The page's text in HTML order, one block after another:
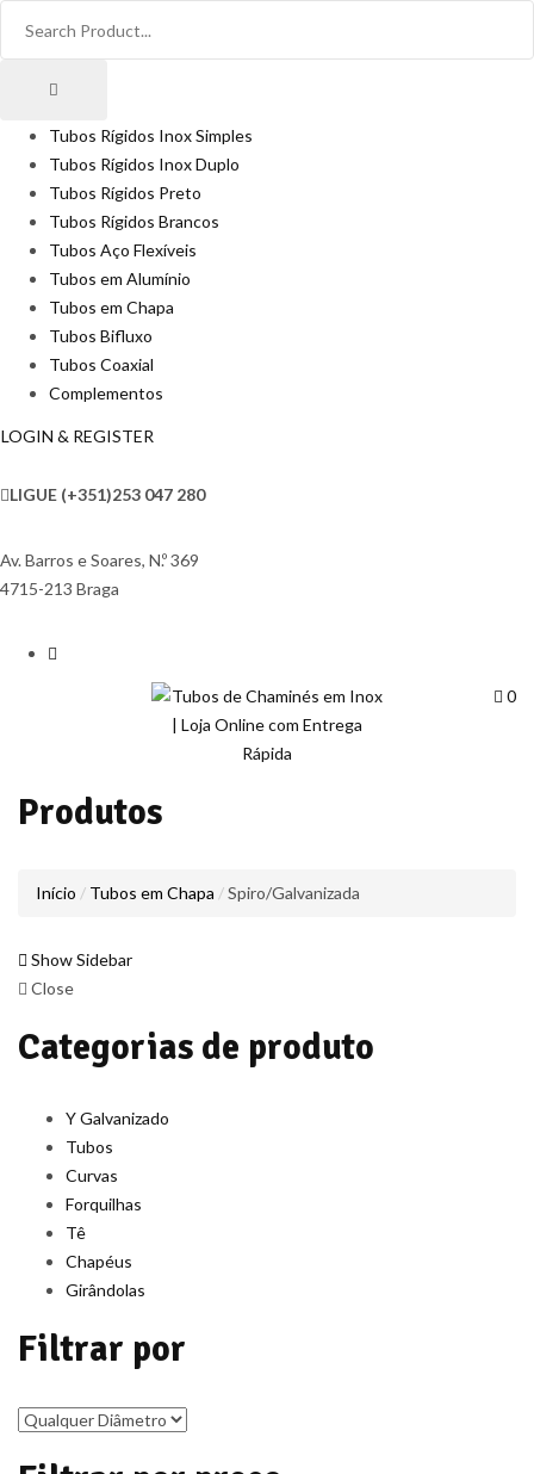
Tubos Rígidos Inox Simples
Tubos Rígidos Inox Duplo
Tubos Rígidos Preto
Tubos Rígidos Brancos
Tubos Aço Flexíveis
Tubos em Alumínio
Tubos em Chapa
Tubos Bifluxo
Tubos Coaxial
Complementos
LOGIN & REGISTER
LIGUE (+351)253 047 280
Av. Barros e Soares, N.º 369
4715-213 Braga
0
Produtos
Início Tubos em Chapa Spiro/Galvanizada
Show Sidebar
Close
Categorias de produto
Y Galvanizado
Tubos
Curvas
Forquilhas
Tê
Chapéus
Girândolas
Filtrar por